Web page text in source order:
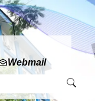
Webmail